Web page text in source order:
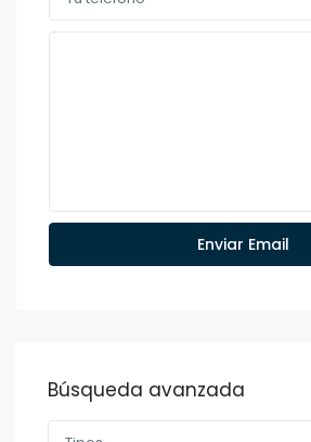
Búsqueda avanzada